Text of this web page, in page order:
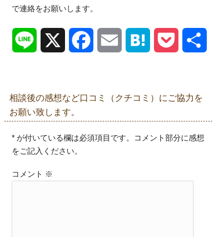
で連絡をお願いします。
Line Facebook Email Hatena Pocket
相談後の感想など口コミ（クチコミ）にご協力を
お願い致します。
* が付いている欄は必須項目です。コメント部分に感想
をご記入ください。
コメント ※